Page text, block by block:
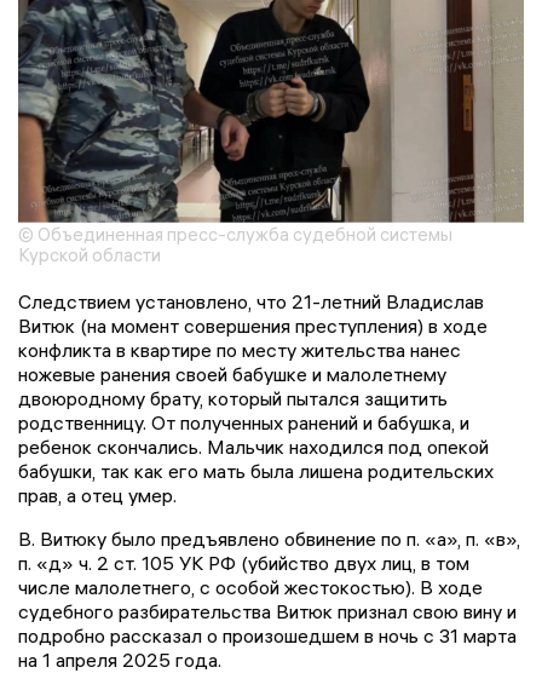
© Объединенная пресс-служба судебной системы
Курской области
Следствием установлено, что 21-летний Владислав
Витюк (на момент совершения преступления) в ходе
конфликта в квартире по месту жительства нанес
ножевые ранения своей бабушке и малолетнему
двоюродному брату, который пытался защитить
родственницу. От полученных ранений и бабушка, и
ребенок скончались. Мальчик находился под опекой
бабушки, так как его мать была лишена родительских
прав, а отец умер.
В. Витюку было предъявлено обвинение по п. «а», п. «в»,
п. «д» ч. 2 ст. 105 УК РФ (убийство двух лиц, в том
числе малолетнего, с особой жестокостью). В ходе
судебного разбирательства Витюк признал свою вину и
подробно рассказал о произошедшем в ночь с 31 марта
на 1 апреля 2025 года.